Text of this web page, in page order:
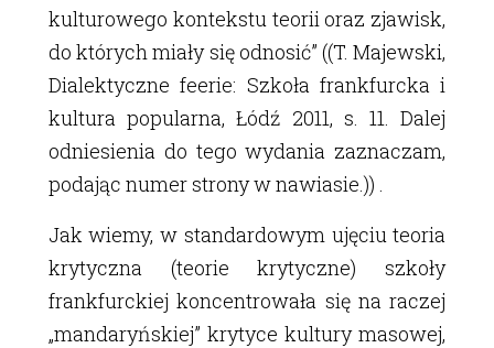
kulturowego kontekstu teorii oraz zjawisk,
do których miały się odnosić” ((T. Majewski,
Dialektyczne feerie: Szkoła frankfurcka i
kultura popularna, Łódź 2011, s. 11. Dalej
odniesienia do tego wydania zaznaczam,
podając numer strony w nawiasie.)) .
Jak wiemy, w standardowym ujęciu teoria
krytyczna (teorie krytyczne) szkoły
frankfurckiej koncentrowała się na raczej
„mandaryńskiej” krytyce kultury masowej,